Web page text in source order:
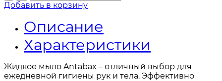
Добавить в корзину
Описание
Характеристики
Жидкое мыло Antabax – отличный выбор для
ежедневной гигиены рук и тела. Эффективно